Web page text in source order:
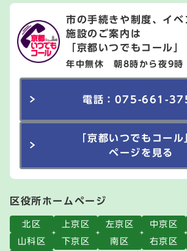
市の手続きや制度、イベ
施設のご案内は
「京都いつでもコール」
年中無休 朝8時から夜9時
電話：075-661-
「京都いつでもコール
ページを見る
区役所ホームページ
北区 上京区 左京区 中京区
山科区
下京区 南区 右京区